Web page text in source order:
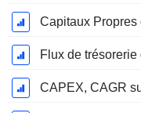
Capitaux Propres
CAPEX, CAGR